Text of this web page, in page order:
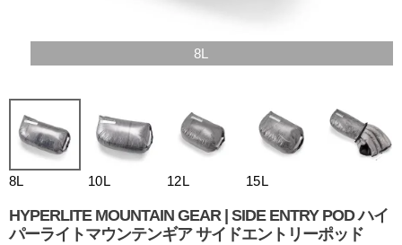
8L
8L 10L 12L 15L
HYPERLITE MOUNTAIN GEAR | SIDE ENTRY POD ハイ
パーライトマウンテンギア サイドエントリーポッド